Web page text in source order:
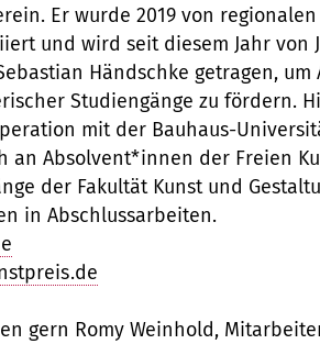
Er wurde 2019 von regionalen
und wird seit diesem Jahr von
Händschke getragen,
Studiengänge zu fördern.
mit der Bauhaus-
an Absolvent*innen der Freien
der Fakultät Kunst und
in Abschlussarbeiten.
gern Romy Weinhold,